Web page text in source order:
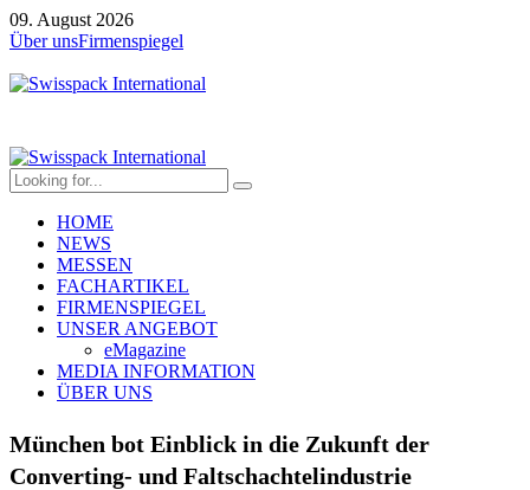
09. August 2026
Über unsFirmenspiegel
HOME
NEWS
MESSEN
FACHARTIKEL
FIRMENSPIEGEL
UNSER ANGEBOT
eMagazine
MEDIA INFORMATION
ÜBER UNS
München bot Einblick in die Zukunft der
Converting- und Faltschachtelindustrie